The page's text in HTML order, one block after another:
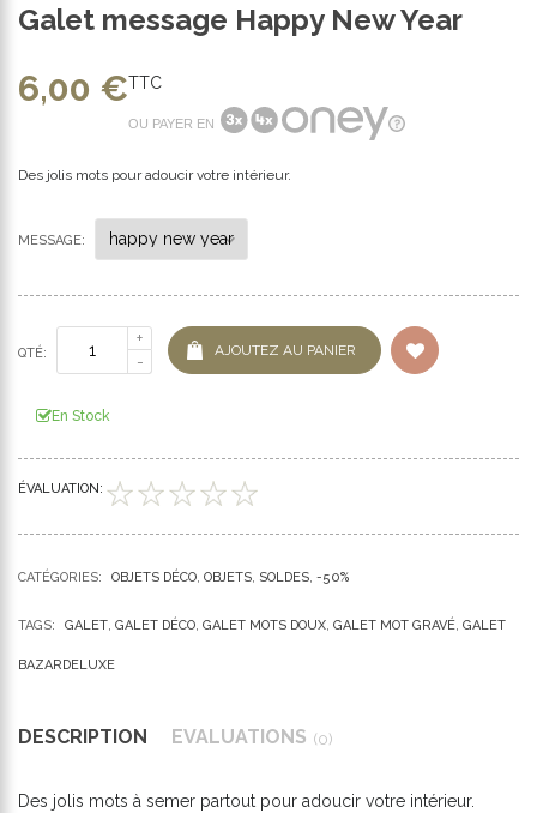
Galet message Happy New Year
6,00 €TTC
OU PAYER EN
Des jolis mots pour adoucir votre intérieur.
MESSAGE:
QTÉ: AJOUTEZ AU PANIER
En Stock
ÉVALUATION:
CATÉGORIES: OBJETS DÉCO OBJETS SOLDES -50%
TAGS: GALET GALET DÉCO GALET MOTS DOUX GALET MOT GRAVÉ GALET
BAZARDELUXE
DESCRIPTION ÉVALUATIONS (0)
Des jolis mots à semer partout pour adoucir votre intérieur.